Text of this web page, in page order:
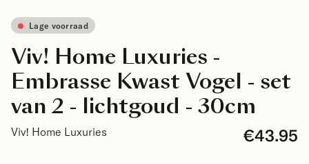
Lage voorraad
Viv! Home Luxuries -
Embrasse Kwast Vogel - set
van 2 - lichtgoud - 30cm
Viv! Home Luxuries €43.95